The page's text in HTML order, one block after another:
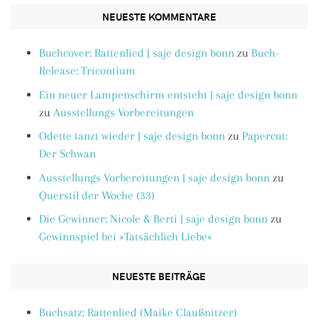
NEUESTE KOMMENTARE
Buchcover: Rattenlied | saje design bonn zu Buch-
Release: Tricontium
Ein neuer Lampenschirm entsteht | saje design bonn
zu Ausstellungs Vorbereitungen
Odette tanzt wieder | saje design bonn zu Papercut:
Der Schwan
Ausstellungs Vorbereitungen | saje design bonn zu
Querstil der Woche (33)
Die Gewinner: Nicole & Berti | saje design bonn zu
Gewinnspiel bei »Tatsächlich Liebe«
NEUESTE BEITRÄGE
Buchsatz: Rattenlied (Maike Claußnitzer)